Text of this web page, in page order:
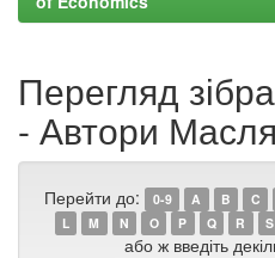
Перегляд
- Автори
Перейти до: 0-9 A B C
L
M N O P Q R S
або ж введіть